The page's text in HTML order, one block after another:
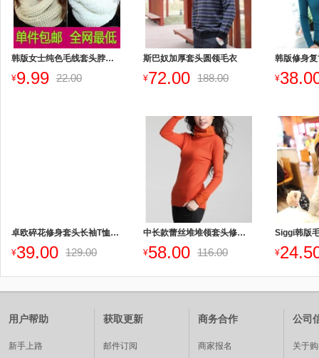
韩版女士纯色毛线套头脖套围巾
¥9.99 22.00
斯巴奴加厚套头圆领毛衣
¥72.00 188.00 ¥
卓欧碎花修身套头长袖T恤打底衫
¥39.00 129.00
中长款蕾丝堆堆领套头修身厚打底毛衣
¥58.00 116.00 ¥
用户帮助
新手上路
获取更新
邮件订阅
商务合作
商家报名
公司
关于